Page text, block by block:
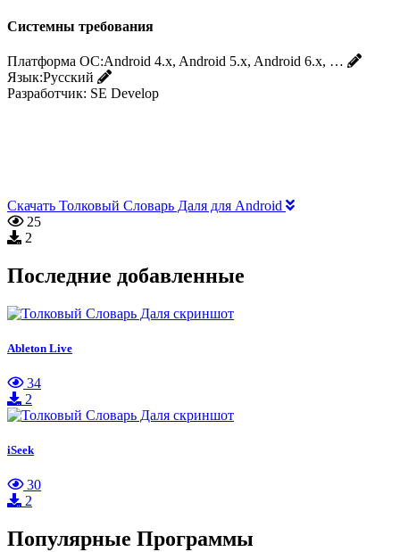
Системны требования
Платформа ОС:Android 4.x, Android 5.x, Android 6.x, …
Язык:Русский
Разработчик: SE Develop
Скачать Толковый Словарь Даля для Android
25
2
Последние добавленные
Ableton Live
34
2
iSeek
30
2
Популярные Программы